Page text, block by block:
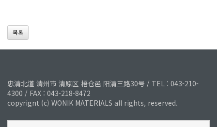
목록
忠清北道 清州市 清原区 梧仓邑 阳清三路30号 / TEL : 043-210-
4300 / FAX : 043-218-8472
copyrignt (c) WONIK MATERIALS all rights, reserved.